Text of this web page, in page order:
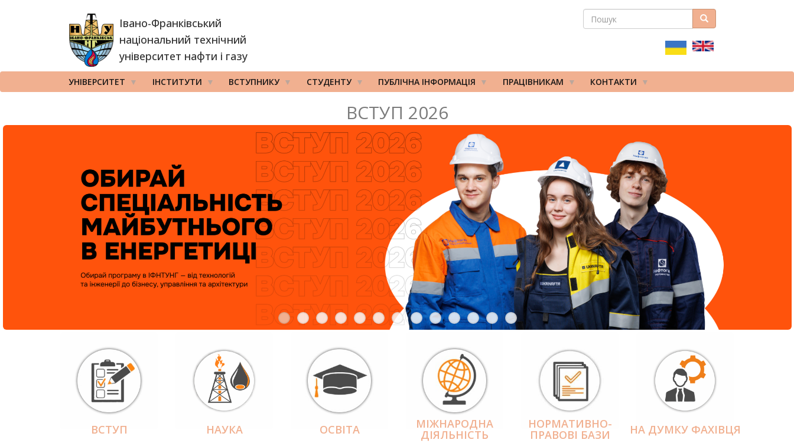
Івано-Франківський
національний технічний
університет нафти і газу
ПОШУКОВА
ПОШУК Пошук
УНІВЕРСИТЕТ ІНСТИТУТИ ВСТУПНИКУ СТУДЕНТУ ПУБЛІЧНА ІНФОРМАЦІЯ ПРАЦІВНИКАМ КОНТАКТИ
ВСТУП 2026
ВСТУП НАУКА ОСВІТА МІЖНАРОДНА
ДІЯЛЬНІCТЬ
НОРМАТИВНО-
ПРАВОВІ БАЗИ НА ДУМКУ ФАХІВЦЯ